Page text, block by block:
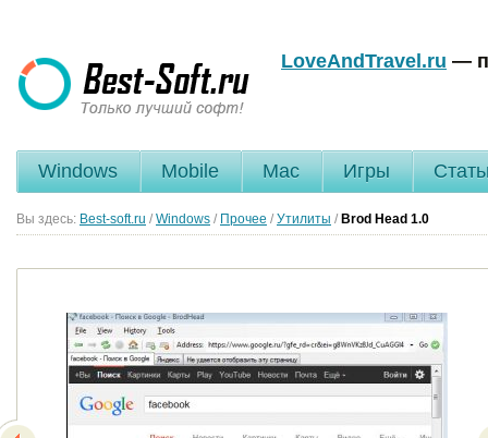
LoveAndTravel.ru —
Windows Mobile Mac Игры
Вы здесь: Best-soft.ru / Windows / Прочее / Утилиты / Brod Head 1.0